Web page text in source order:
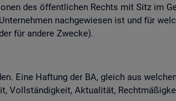
des öf­fent­li­chen Rechts mit Sitz im
nach­ge­wie­sen ist und für
für an­de­re Zwe­cke).
Eine Haf­tung der BA, gleich aus
Voll­stän­dig­keit, Ak­tua­li­tät,